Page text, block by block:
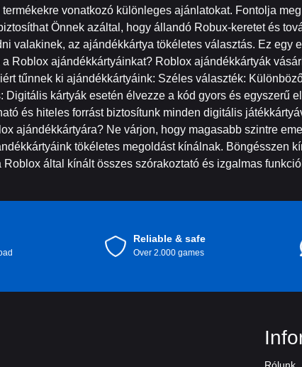
vonatkozó különleges ajánlatokat. Fontolja
Önnek azáltal, hogy állandó Robux-keretet és
valakinek, az ajándékkártya tökéletes választás. Ez egy
Roblox ajándékkártyáinkat? Roblox ajándékkártyák
tűnnek ki ajándékkártyáink: Széles választék:
Digitális kártyák esetén élvezze a kód gyors és egyszerű
és hiteles forrást biztosítunk minden digitális
ajándékkártyára? Ne várjon, hogy magasabb szintre
tökéletes megoldást kínálnak. Böngésszen
által kínált összes szórakoztató és izgalmas
Reliable & safe
Over 2.000 games